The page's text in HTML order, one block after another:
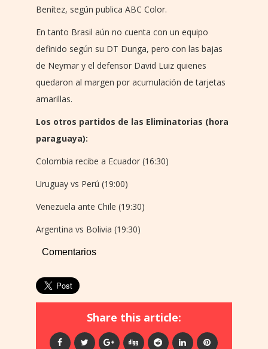
Benítez, según publica ABC Color.
En tanto Brasil aún no cuenta con un equipo
definido según su DT Dunga, pero con las bajas
de Neymar y el defensor David Luiz quienes
quedaron al margen por acumulación de tarjetas
amarillas.
Los otros partidos de las Eliminatorias (hora
paraguaya):
Colombia recibe a Ecuador (16:30)
Uruguay vs Perú (19:00)
Venezuela ante Chile (19:30)
Argentina vs Bolivia (19:30)
Comentarios
Share this article: